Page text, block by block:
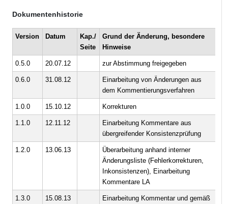
Dokumentenhistorie
Version Datum
Kap./
Seite
Grund der Änderung, besondere
Hinweise
0.5.0 20.07.12 zur Abstimmung freigegeben
0.6.0 31.08.12
Einarbeitung von Änderungen aus
dem Kommentierungsverfahren
1.0.0 15.10.12 Korrekturen
1.1.0 12.11.12
Einarbeitung Kommentare aus
übergreifender Konsistenzprüfung
1.2.0 13.06.13
Überarbeitung anhand interner
Änderungsliste (Fehlerkorrekturen,
Inkonsistenzen), Einarbeitung
Kommentare LA
1.3.0 15.08.13
Einarbeitung Kommentar und gemäß